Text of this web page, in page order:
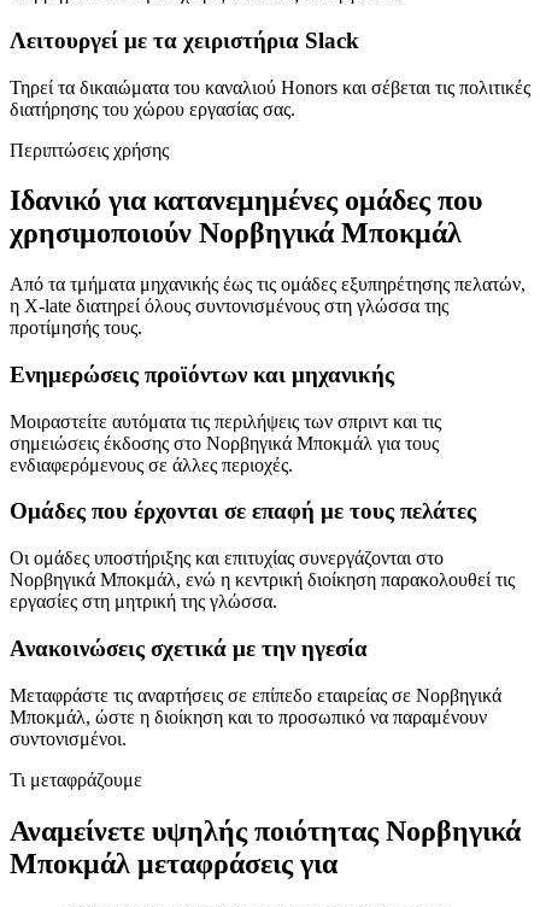
Λειτουργεί με τα χειριστήρια Slack
Τηρεί τα δικαιώματα του καναλιού Honors και σέβεται τις πολιτικές
διατήρησης του χώρου εργασίας σας.
Περιπτώσεις χρήσης
Ιδανικό για κατανεμημένες ομάδες που
χρησιμοποιούν Νορβηγικά Μποκμάλ
Από τα τμήματα μηχανικής έως τις ομάδες εξυπηρέτησης πελατών,
η X-late διατηρεί όλους συντονισμένους στη γλώσσα της
προτίμησής τους.
Ενημερώσεις προϊόντων και μηχανικής
Μοιραστείτε αυτόματα τις περιλήψεις των σπριντ και τις
σημειώσεις έκδοσης στο Νορβηγικά Μποκμάλ για τους
ενδιαφερόμενους σε άλλες περιοχές.
Ομάδες που έρχονται σε επαφή με τους πελάτες
Οι ομάδες υποστήριξης και επιτυχίας συνεργάζονται στο
Νορβηγικά Μποκμάλ, ενώ η κεντρική διοίκηση παρακολουθεί τις
εργασίες στη μητρική της γλώσσα.
Ανακοινώσεις σχετικά με την ηγεσία
Μεταφράστε τις αναρτήσεις σε επίπεδο εταιρείας σε Νορβηγικά
Μποκμάλ, ώστε η διοίκηση και το προσωπικό να παραμένουν
συντονισμένοι.
Τι μεταφράζουμε
Αναμείνετε υψηλής ποιότητας Νορβηγικά
Μποκμάλ μεταφράσεις για